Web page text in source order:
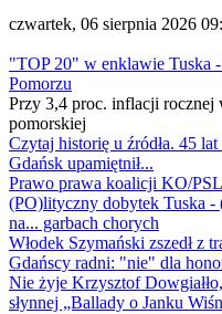
czwartek, 06 sierpnia 2026
"TOP 20" w enklawie Tuska
Pomorzu
Przy 3,4 proc. inflacji
pomorskiej
Czytaj historię u źródła. 45
Gdańsk upamiętnił...
Prawo prawa koalicji KO/
(PO)lityczny dobytek Tuska
na... garbach chorych
Włodek Szymański zszedł z
Gdańscy radni: "nie" dla
Nie żyje Krzysztof
słynnej „Ballady o Janku